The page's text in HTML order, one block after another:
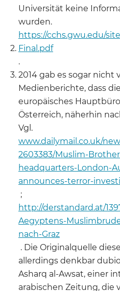
Universität keine
wurden.
https://cchs.gwu.edu/
Final.pdf
.
2014 gab es sogar nicht
Medienberichte, dass
europäisches
Österreich, näherhin
Vgl.
www.dailymail.co.uk/
2603383/Muslim-
headquarters-London-
announces-terror-
;
http://derstandard.at/
Aegyptens-
nach-Graz
. Die Originalquelle
allerdings denkbar
Asharq al-Awsat, einer
arabischen Zeitung, die